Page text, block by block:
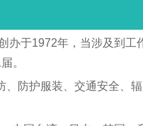
办于1972年，当涉及到工
。
防护服装、交通安全、辐